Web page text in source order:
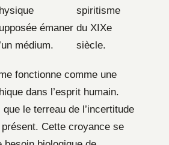
émaner
médium.
spiritisme
du XIXe
siècle.
fonctionne comme une
dans l’esprit humain.
que le terreau de l’incertitude
Cette croyance se